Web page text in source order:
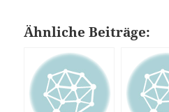
Ähnliche Beiträge: